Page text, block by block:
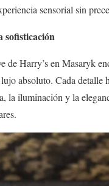
sensorial sin
sofisticación
de Harry’s en Masaryk
absoluto. Cada detalle
la iluminación y la